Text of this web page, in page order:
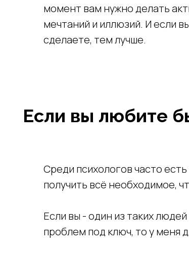
момент вам нужно делать
мечтаний и иллюзий. И если
сделаете, тем лучше.
Если вы любите
Среди психологов часто
получить всё необходимое,
Если вы - один из таких
проблем под ключ, то у меня